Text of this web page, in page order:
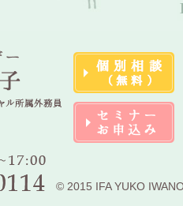
© 2015 IFA YUKO